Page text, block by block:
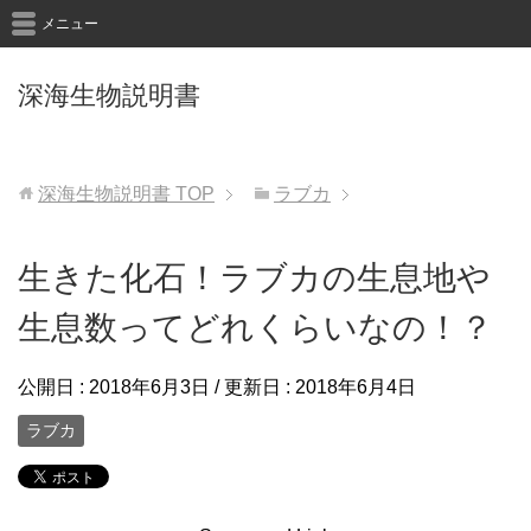
深海生物説明書
メニュー
深海生物説明書 TOP ラブカ
生きた化石！ラブカの生息地や
生息数ってどれくらいなの！？
公開日 : 2018年6月3日 / 更新日 : 2018年6月4日
ラブカ